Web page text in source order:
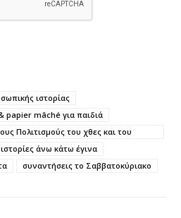
ιστορίας
papier mâché για παιδιά
Πολιτισμούς του χθες και του
άνω κάτω έγινα
συναντήσεις το Σαββατοκύριακο